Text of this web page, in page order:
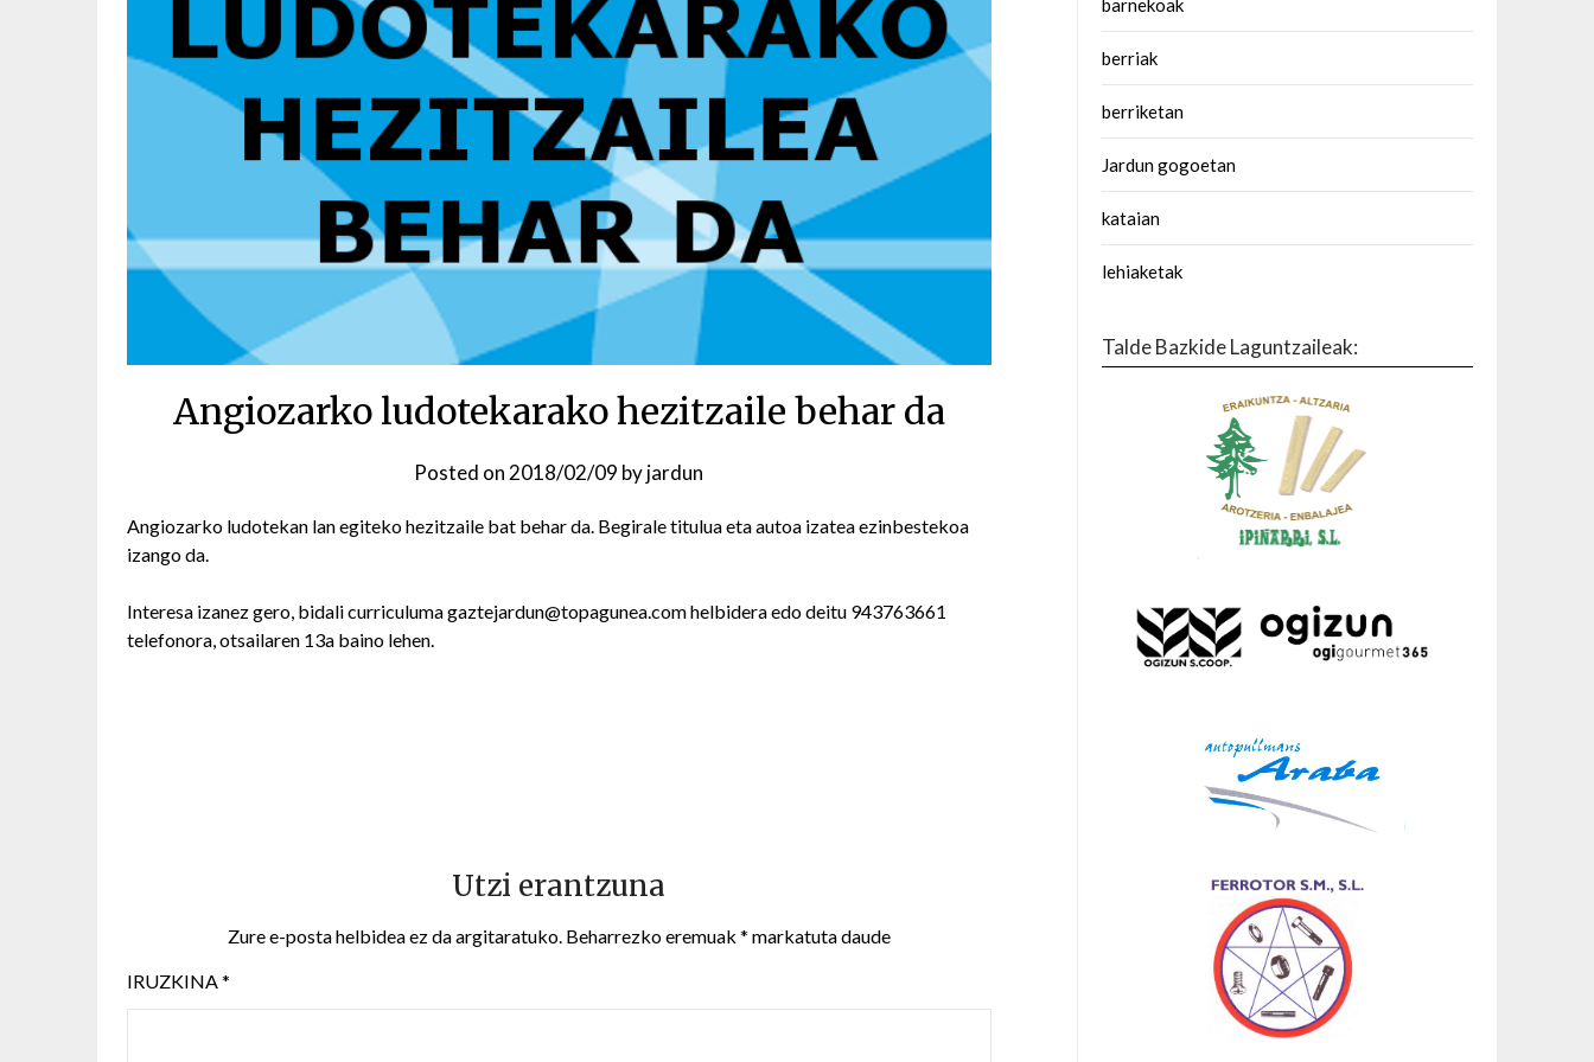
Angiozarko ludotekarako hezitzaile behar da
Posted on2018/02/09 byjardun
Angiozarko ludotekan lan egiteko hezitzaile bat behar da. Begirale titulua eta autoa izatea ezinbestekoa
izango da.
Interesa izanez gero, bidali curriculuma gaztejardun@topagunea.com helbidera edo deitu 943763661
telefonora, otsailaren 13a baino lehen.
Utzi erantzuna
Zure e-posta helbidea ez da argitaratuko. Beharrezko eremuak * markatuta daude
IRUZKINA*
barnekoak
berriak
berriketan
Jardun gogoetan
kataian
lehiaketak
Talde Bazkide Laguntzaileak: